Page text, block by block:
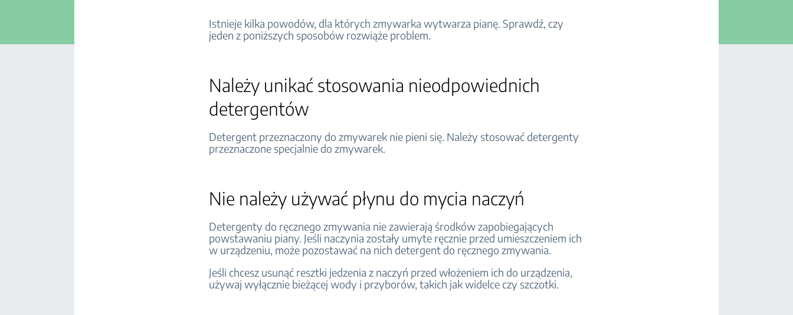
Istnieje kilka powodów, dla których zmywarka wytwarza pianę. Sprawdź, czy
jeden z poniższych sposobów rozwiąże problem.
Należy unikać stosowania nieodpowiednich
detergentów
Detergent przeznaczony do zmywarek nie pieni się. Należy stosować detergenty
przeznaczone specjalnie do zmywarek.
Nie należy używać płynu do mycia naczyń
Detergenty do ręcznego zmywania nie zawierają środków zapobiegających
powstawaniu piany. Jeśli naczynia zostały umyte ręcznie przed umieszczeniem ich
w urządzeniu, może pozostawać na nich detergent do ręcznego zmywania.
Jeśli chcesz usunąć resztki jedzenia z naczyń przed włożeniem ich do urządzenia,
używaj wyłącznie bieżącej wody i przyborów, takich jak widelce czy szczotki.